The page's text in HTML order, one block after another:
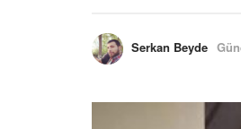
Serkan Beyde